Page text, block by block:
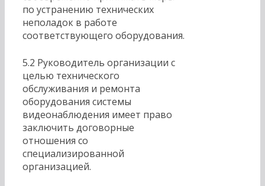
по устранению технических
неполадок в работе
соответствующего оборудования.
5.2 Руководитель организации с
целью технического
обслуживания и ремонта
оборудования системы
видеонаблюдения имеет право
заключить договорные
отношения со
специализированной
организацией.